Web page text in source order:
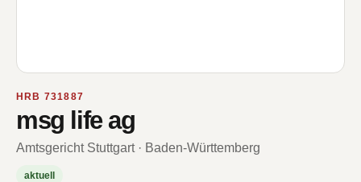
HRB 731887
msg life ag
Amtsgericht Stuttgart · Baden-Württemberg
aktuell